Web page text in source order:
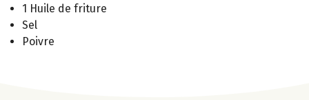
1 Huile de friture
Sel
Poivre